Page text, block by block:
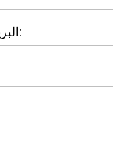
البريد الإلكتروني: